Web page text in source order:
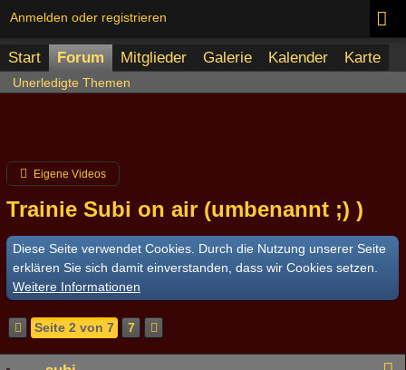
Anmelden oder registrieren
Start Forum Mitglieder Galerie Kalender Karte
Unerledigte Themen
Eigene Videos
Trainie Subi on air (umbenannt ;) )
Diese Seite verwendet Cookies. Durch die Nutzung unserer Seite
erklären Sie sich damit einverstanden, dass wir Cookies setzen.
Weitere Informationen
Seite 2 von 7 7